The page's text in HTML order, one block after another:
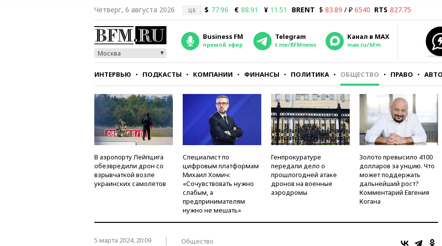
Четверг, 6 августа 2026 ЦБ $ 77.96 € 88.91 ¥ 11.51 BRENT $ 83.89 / ₽ 6540 RTS 827.75
Москва
Business FM
прямой эфир
Telegram
t.me/BFMnews
Канал в MAX
max.ru/bfm
ИНТЕРВЬЮ ПОДКАСТЫ КОМПАНИИ ФИНАНСЫ ПОЛИТИКА ОБЩЕСТВО ПРАВО АВТО
СТИЛЬ ТЕСТЫ
В аэропорту Лейпцига
обезвредили дрон со
взрывчаткой возле
украинских самолетов
Специалист по
цифровым платформам
Михаил Хомич:
«Сочувствовать нужно
слабым, а
предпринимателям
нужно не мешать»
Генпрокуратуре
передали дело о
прошлогодней атаке
дронов на военные
аэродромы
Золото превысило 4100
долларов за унцию. Что
может поддержать
дальнейший рост?
Комментарий Евгения
Когана
5 марта 2024, 20:09 Общество